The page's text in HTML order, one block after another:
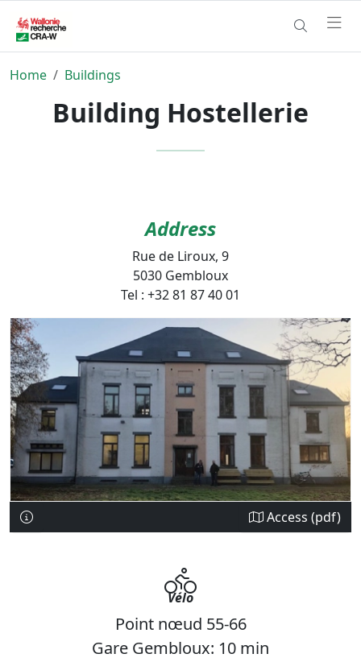
Home Buildings
Building Hostellerie
Address
Rue de Liroux, 9
5030 Gembloux
Tel : +32 81 87 40 01
Access (pdf)
Vélo
Point nœud 55-66
Gare Gembloux: 10 min